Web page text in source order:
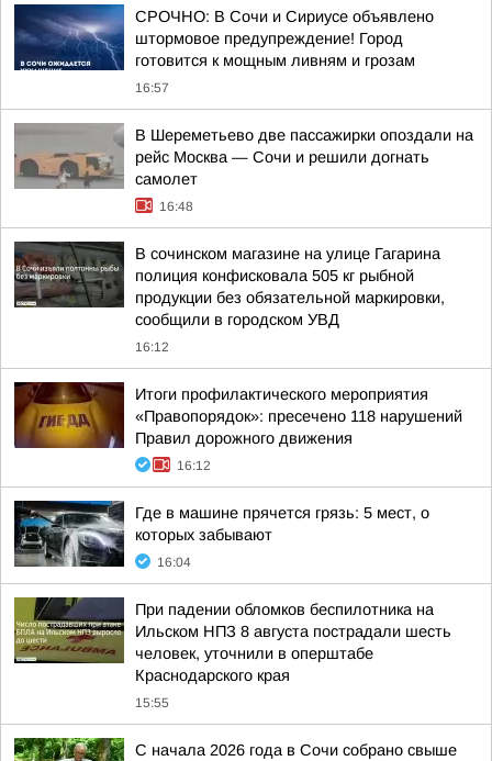
СРОЧНО: В Сочи и Сириусе объявлено
штормовое предупреждение! Город
готовится к мощным ливням и грозам
16:57
В Шереметьево две пассажирки опоздали на
рейс Москва — Сочи и решили догнать
самолет
16:48
В сочинском магазине на улице Гагарина
полиция конфисковала 505 кг рыбной
продукции без обязательной маркировки,
сообщили в городском УВД
16:12
Итоги профилактического мероприятия
«Правопорядок»: пресечено 118 нарушений
Правил дорожного движения
16:12
Где в машине прячется грязь: 5 мест, о
которых забывают
16:04
При падении обломков беспилотника на
Ильском НПЗ 8 августа пострадали шесть
человек, уточнили в оперштабе
Краснодарского края
15:55
С начала 2026 года в Сочи собрано свыше